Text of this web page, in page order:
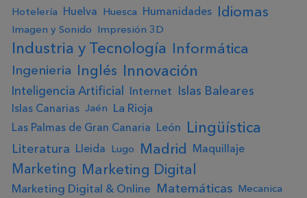
Hotelería Huelva Huesca Humanidades Idiomas
Imagen y Sonido Impresión 3D
Industria y Tecnología Informática
Ingenieria Inglés Innovación
Inteligencia Artificial Internet Islas Baleares
Islas Canarias Jaén La Rioja
Las Palmas de Gran Canaria León Lingüística
Literatura Lleida Lugo Madrid Maquillaje
Marketing Marketing Digital
Marketing Digital & Online Matemáticas Mecanica